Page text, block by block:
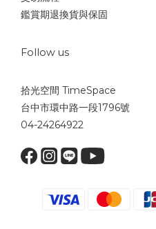
鑑賞期退換貨與保固
Follow us
拾光空間 TimeSpace
台中市環中路一段1796號
04-24264922